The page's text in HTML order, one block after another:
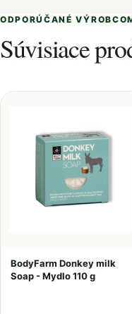
ODPORÚČANÉ
Súvisiace
BodyFarm Donkey milk
Soap - Mydlo 110 g